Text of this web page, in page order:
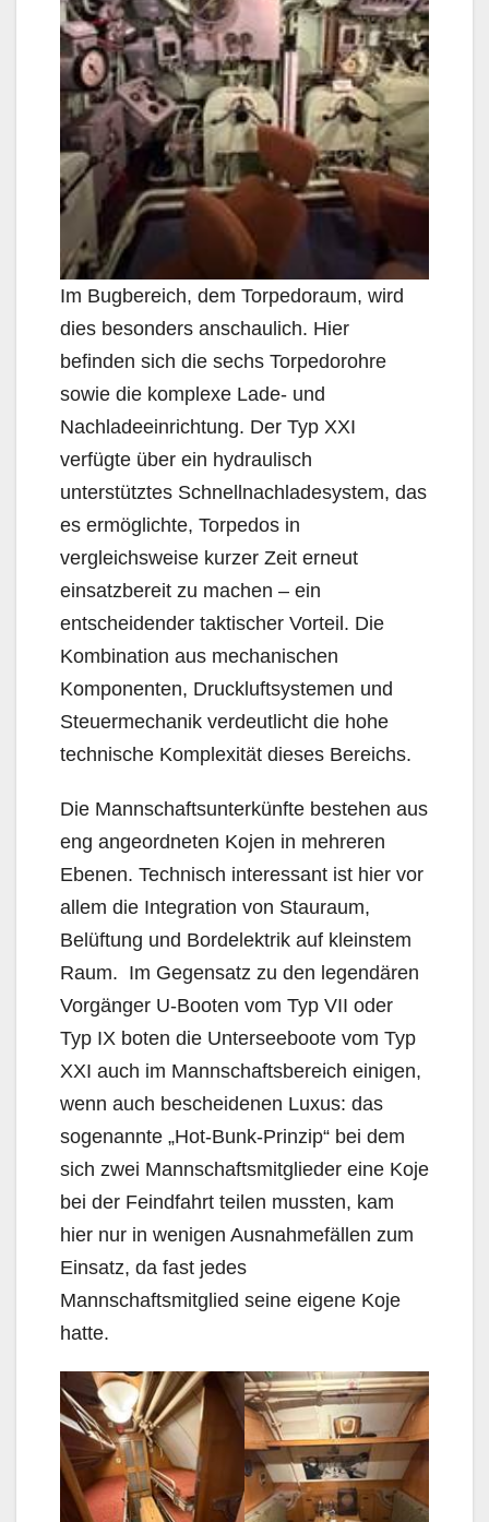
Im Bugbereich, dem Torpedoraum, wird
dies besonders anschaulich. Hier
befinden sich die sechs Torpedorohre
sowie die komplexe Lade- und
Nachladeeinrichtung. Der Typ XXI
verfügte über ein hydraulisch
unterstütztes Schnellnachladesystem, das
es ermöglichte, Torpedos in
vergleichsweise kurzer Zeit erneut
einsatzbereit zu machen – ein
entscheidender taktischer Vorteil. Die
Kombination aus mechanischen
Komponenten, Druckluftsystemen und
Steuermechanik verdeutlicht die hohe
technische Komplexität dieses Bereichs.
Die Mannschaftsunterkünfte bestehen aus
eng angeordneten Kojen in mehreren
Ebenen. Technisch interessant ist hier vor
allem die Integration von Stauraum,
Belüftung und Bordelektrik auf kleinstem
Raum. Im Gegensatz zu den legendären
Vorgänger U-Booten vom Typ VII oder
Typ IX boten die Unterseeboote vom Typ
XXI auch im Mannschaftsbereich einigen,
wenn auch bescheidenen Luxus: das
sogenannte „Hot-Bunk-Prinzip“ bei dem
sich zwei Mannschaftsmitglieder eine Koje
bei der Feindfahrt teilen mussten, kam
hier nur in wenigen Ausnahmefällen zum
Einsatz, da fast jedes
Mannschaftsmitglied seine eigene Koje
hatte.